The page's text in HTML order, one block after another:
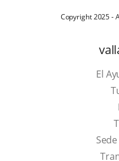
Copyright 2025 -
El